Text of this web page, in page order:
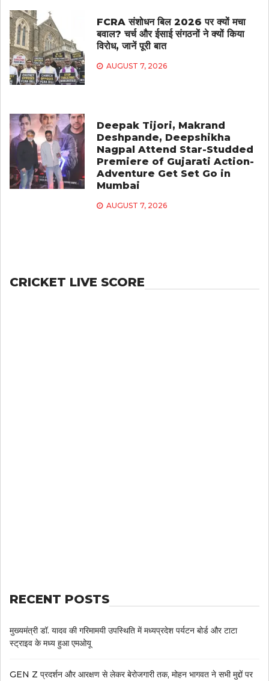
FCRA संशोधन बिल 2026 पर क्यों मचा
बवाल? चर्च और ईसाई संगठनों ने क्यों किया
विरोध, जानें पूरी बात
AUGUST 7, 2026
Deepak Tijori, Makrand
Deshpande, Deepshikha
Nagpal Attend Star-Studded
Premiere of Gujarati Action-
Adventure Get Set Go in
Mumbai
AUGUST 7, 2026
CRICKET LIVE SCORE
RECENT POSTS
मुख्यमंत्री डॉ. यादव की गरिमामयी उपस्थिति में मध्यप्रदेश पर्यटन बोर्ड और टाटा
स्ट्राइव के मध्य हुआ एमओयू
GEN Z प्रदर्शन और आरक्षण से लेकर बेरोजगारी तक, मोहन भागवत ने सभी मुद्दों पर